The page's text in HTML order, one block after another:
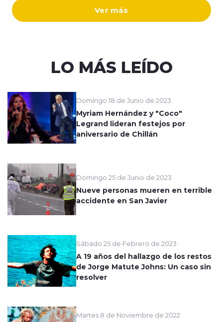
Ver más
LO MÁS LEÍDO
Domingo 18 de Junio de 2023
Myriam Hernández y "Coco"
Legrand lideran festejos por
aniversario de Chillán
Domingo 25 de Junio de 2023
Nueve personas mueren en terrible
accidente en San Javier
Sábado 25 de Febrero de 2023
A 19 años del hallazgo de los restos
de Jorge Matute Johns: Un caso sin
resolver
Martes 8 de Noviembre de 2022